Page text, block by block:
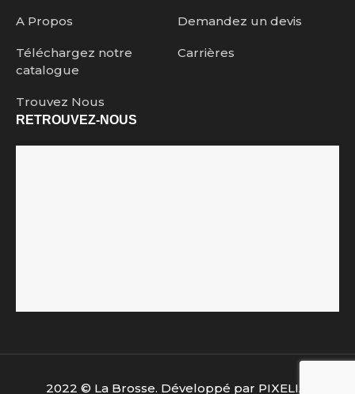
A Propos Demandez un devis
Téléchargez notre
catalogue
Carrières
Trouvez Nous
RETROUVEZ-NOUS
2022 © La Brosse. Développé par PIXELIA